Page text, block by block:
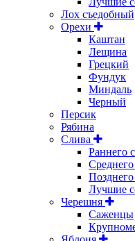
Лох съедобный
Орехи
Каштан
Лещина
Грецкий
Фундук
Миндаль
Черный
Персик
Рябина
Слива
Раннего
Среднего
Позднего
Лучшие
Черешня
Саженцы